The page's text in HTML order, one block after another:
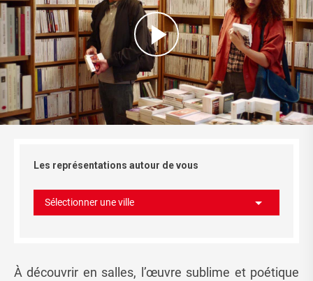
Les représentations autour de vous
Sélectionner une ville
À découvrir en salles, l’œuvre sublime et poétique